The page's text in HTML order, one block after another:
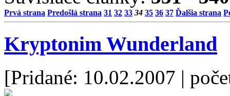
Prvá strana Predošlá strana 31 32 33 34 35 36 37 Ďalšia strana
Kryptonim Wunderland
[Pridané: 10.02.2007 |